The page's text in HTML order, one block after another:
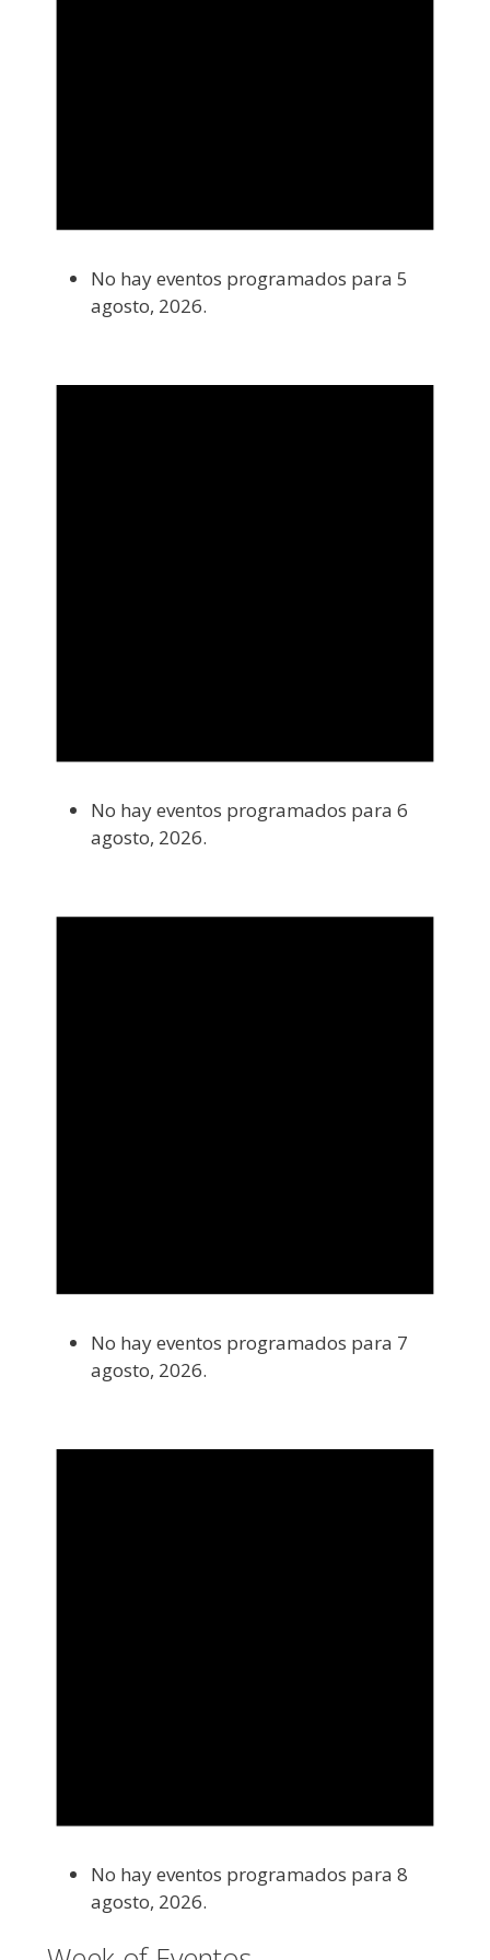
No hay eventos programados para 5
agosto, 2026.
No hay eventos programados para 6
agosto, 2026.
No hay eventos programados para 7
agosto, 2026.
No hay eventos programados para 8
agosto, 2026.